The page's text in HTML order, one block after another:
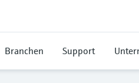
Branchen Support